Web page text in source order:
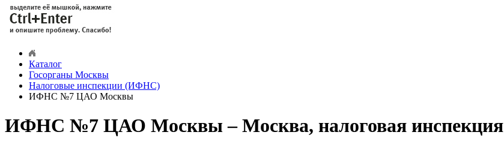
Каталог
Госорганы Москвы
Налоговые инспекции (ИФНС)
ИФНС №7 ЦАО Москвы
ИФНС №7 ЦАО Москвы – Москва, налоговая инспекция